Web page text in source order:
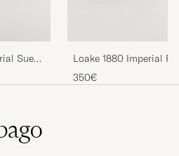
Suede
Loake 1880 Imperial
Dark Brown
350€